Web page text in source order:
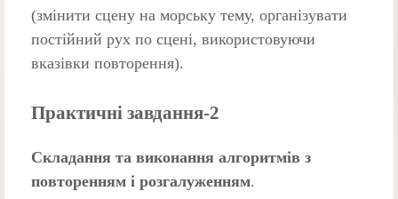
(змінити сцену на морську тему, організувати
постійний рух по сцені, використовуючи
вказівки повторення).
Практичні завдання-2
Складання та виконання алгоритмів з
повторенням і розгалуженням.